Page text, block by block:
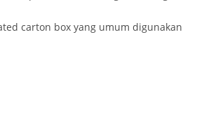
carton box yang umum digunakan